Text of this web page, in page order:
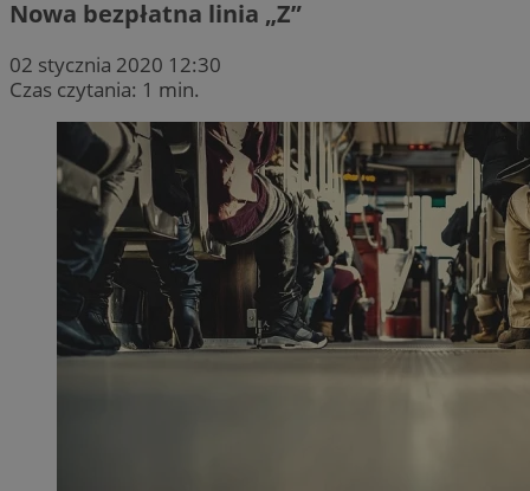
Nowa bezpłatna linia „Z”
02 stycznia 2020 12:30
Czas czytania: 1 min.